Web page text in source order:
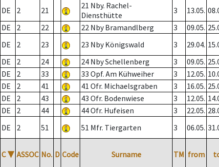
DE 2 21
21 Nby. Rachel-
Diensthütte
3 13.05.
DE
2 22 22 Nby Bramandlberg 3 09.05.
DE
2 23 23 Nby Königswald 3 29.04.
DE
2 24 24 Nby Schellenberg 3 09.05.
DE
2 33 33 Opf. Am Kühweiher 3 12.05.
DE
2 41 41 Ofr. Michaelsgraben 3 16.05.
DE
2 43 43 Ofr. Bodenwiese 3 12.05.
DE
2 44 44 Ofr. Hufeisen 3 22.05.
DE
2 51 51 Mfr. Tiergarten 3 06.05.
C ▼ ASSOC No. D Code Surname TM from